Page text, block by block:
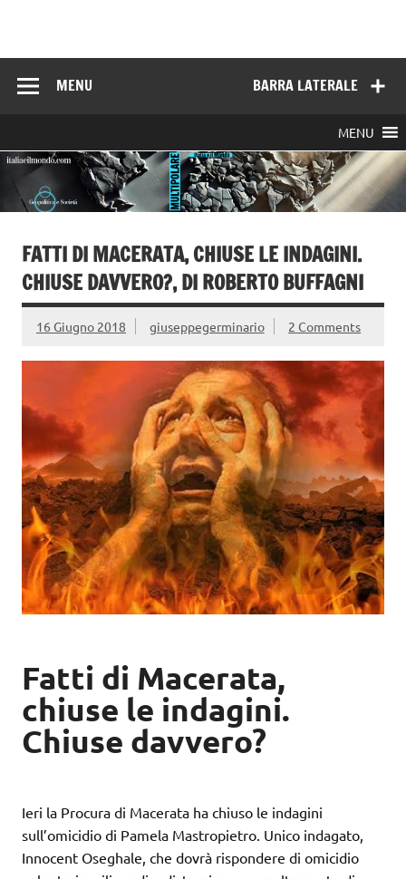
BARRA LATERALE
MENU
MENU
FATTI DI MACERATA, CHIUSE LE INDAGINI.
CHIUSE DAVVERO?, DI ROBERTO BUFFAGNI
16 Giugno 2018 giuseppegerminario 2 Comments
Fatti di Macerata,
chiuse le indagini.
Chiuse davvero?
Ieri la Procura di Macerata ha chiuso le indagini
sull’omicidio di Pamela Mastropietro. Unico indagato,
Innocent Oseghale, che dovrà rispondere di omicidio